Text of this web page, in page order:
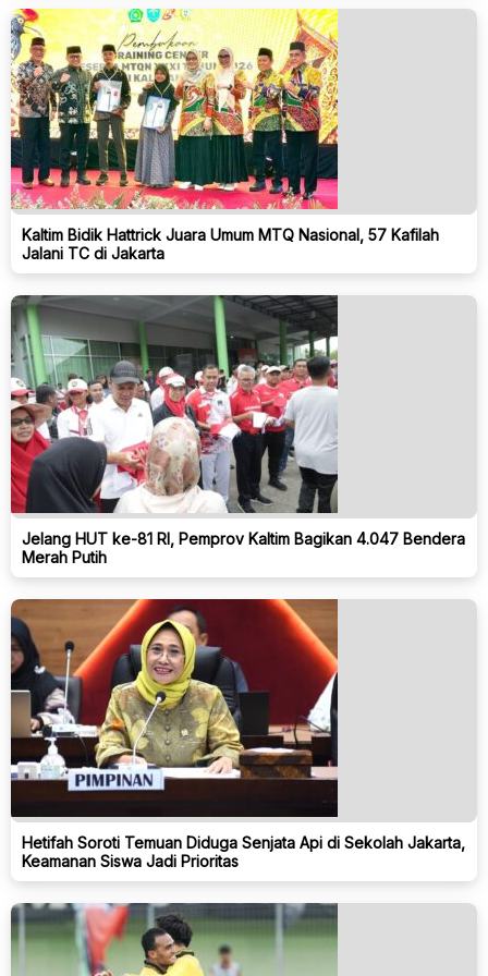
Kaltim Bidik Hattrick Juara Umum MTQ Nasional, 57 Kafilah
Jalani TC di Jakarta
Jelang HUT ke-81 RI, Pemprov Kaltim Bagikan 4.047 Bendera
Merah Putih
Hetifah Soroti Temuan Diduga Senjata Api di Sekolah Jakarta,
Keamanan Siswa Jadi Prioritas